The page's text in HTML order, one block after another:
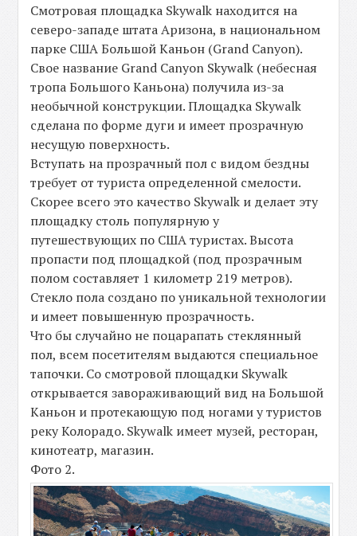
Смотровая площадка Skywalk находится на
северо-западе штата Аризона, в национальном
парке США Большой Каньон (Grand Canyon).
Свое название Grand Canyon Skywalk (небесная
тропа Большого Каньона) получила из-за
необычной конструкции. Площадка Skywalk
сделана по форме дуги и имеет прозрачную
несущую поверхность.
Вступать на прозрачный пол с видом бездны
требует от туриста определенной смелости.
Скорее всего это качество Skywalk и делает эту
площадку столь популярную у
путешествующих по США туристах. Высота
пропасти под площадкой (под прозрачным
полом составляет 1 километр 219 метров).
Стекло пола создано по уникальной технологии
и имеет повышенную прозрачность.
Что бы случайно не поцарапать стеклянный
пол, всем посетителям выдаются специальное
тапочки. Со смотровой площадки Skywalk
открывается завораживающий вид на Большой
Каньон и протекающую под ногами у туристов
реку Колорадо. Skywalk имеет музей, ресторан,
кинотеатр, магазин.
Фото 2.